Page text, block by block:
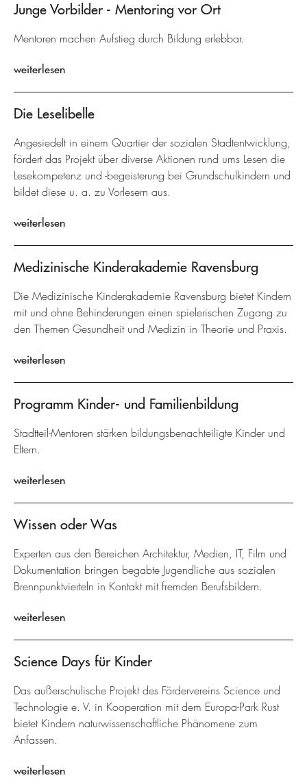
Junge Vorbilder - Mentoring vor Ort
Mentoren machen Aufstieg durch Bildung erlebbar.
weiterlesen
Die Leselibelle
Angesiedelt in einem Quartier der sozialen Stadtentwicklung,
fördert das Projekt über diverse Aktionen rund ums Lesen die
Lesekompetenz und -begeisterung bei Grundschulkindern und
bildet diese u. a. zu Vorlesern aus.
weiterlesen
Medizinische Kinderakademie Ravensburg
Die Medizinische Kinderakademie Ravensburg bietet Kindern
mit und ohne Behinderungen einen spielerischen Zugang zu
den Themen Gesundheit und Medizin in Theorie und Praxis.
weiterlesen
Programm Kinder- und Familienbildung
Stadtteil-Mentoren stärken bildungsbenachteiligte Kinder und
Eltern.
weiterlesen
Wissen oder Was
Experten aus den Bereichen Architektur, Medien, IT, Film und
Dokumentation bringen begabte Jugendliche aus sozialen
Brennpunktvierteln in Kontakt mit fremden Berufsbildern.
weiterlesen
Science Days für Kinder
Das außerschulische Projekt des Fördervereins Science und
Technologie e. V. in Kooperation mit dem Europa-Park Rust
bietet Kindern naturwissenschaftliche Phänomene zum
Anfassen.
weiterlesen